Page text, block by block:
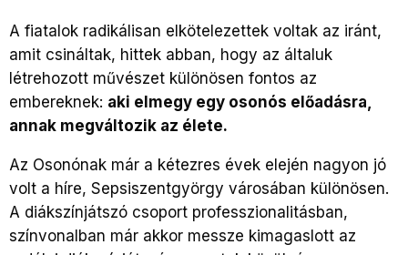
A fiatalok radikálisan elkötelezettek voltak az iránt,
amit csináltak, hittek abban, hogy az általuk
létrehozott művészet különösen fontos az
embereknek: aki elmegy egy osonós előadásra,
annak megváltozik az élete.
Az Osonónak már a kétezres évek elején nagyon jó
volt a híre, Sepsiszentgyörgy városában különösen.
A diákszínjátszó csoport professzionalitásban,
színvonalban már akkor messze kimagaslott az